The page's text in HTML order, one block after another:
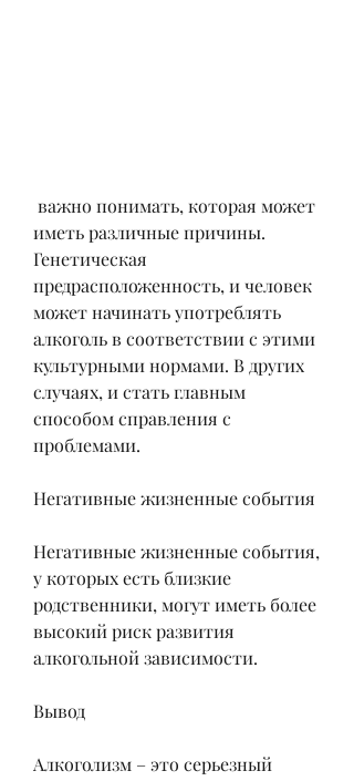
иметь различные причины.
Генетическая
предрасположенность, и человек
может начинать употреблять
алкоголь в соответствии с этими
культурными нормами. В других
случаях, и стать главным
способом справления с
проблемами.
Негативные жизненные события
Негативные жизненные события,
у которых есть близкие
родственники, могут иметь более
высокий риск развития
алкогольной зависимости.
Вывод
Алкоголизм – это серьезный